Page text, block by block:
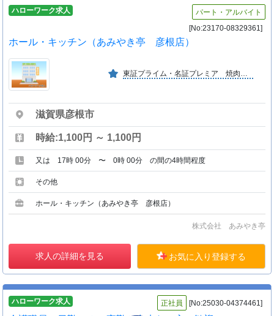
ハローワーク求人
パート・アルバイト
[No:23170-08329361]
ホール・キッチン（あみやき亭 彦根店）
東証プライム・名証プレミア 焼肉・焼鳥レストラン経営（２６０店舗以上）
滋賀県彦根市
時給:1,100円 ～ 1,100円
又は 17時 00分 〜 0時 00分 の間の4時間程度
その他
ホール・キッチン（あみやき亭 彦根店）
株式会社 あみやき亭
求人の詳細を見る お気に入り登録する
ハローワーク求人 正社員 [No:25030-04374461]